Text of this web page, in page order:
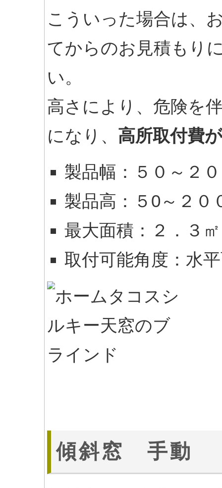
こういった場合は、
てからのお見積もり
い。
高さにより、危険を
になり、 高所取付費
製品幅：５０ ～２
製品高：５0～２０
最大面積：２．３
取付可能角度：水
傾斜窓 手動